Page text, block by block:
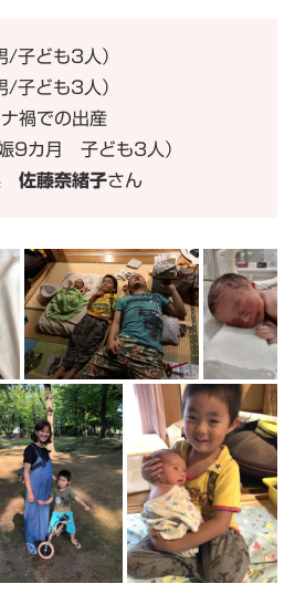
/子ども3人）
/子ども3人）
禍での出産
9カ月 子ども3人）
佐藤奈緒子さん